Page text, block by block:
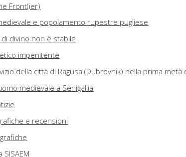
Front(ier)
e popolamento rupestre pugliese
divino non è stabile
impenitente
della città di Ragusa (Dubrovnik) nella prima
medievale a Senigallia
e recensioni